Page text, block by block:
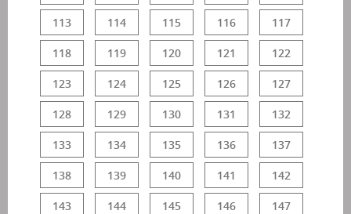
113 114 115 116 117
118 119 120 121 122
123 124 125 126 127
128 129 130 131 132
133 134 135 136 137
138 139 140 141 142
143 144 145 146 147